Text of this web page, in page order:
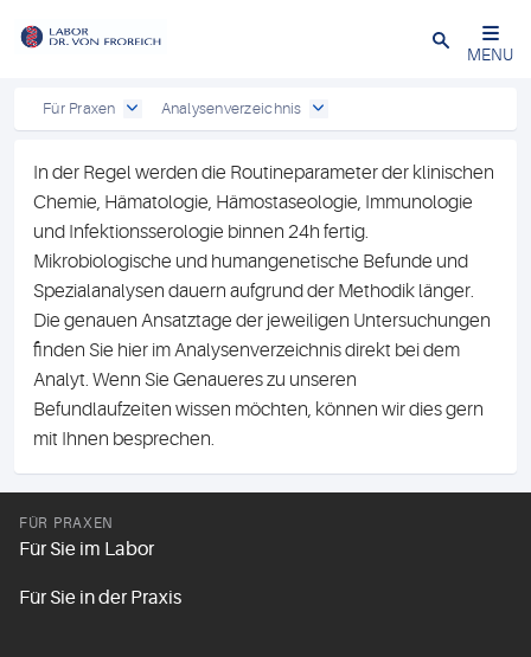
Close
MENU
Für Praxen Analysenverzeichnis
In der Regel werden die Routineparameter der klinischen
Chemie, Hämatologie, Hämostaseologie, Immunologie
und Infektionsserologie binnen 24h fertig.
Mikrobiologische und humangenetische Befunde und
Spezialanalysen dauern aufgrund der Methodik länger.
Die genauen Ansatztage der jeweiligen Untersuchungen
finden Sie hier im Analysenverzeichnis direkt bei dem
Analyt. Wenn Sie Genaueres zu unseren
Befundlaufzeiten wissen möchten, können wir dies gern
mit Ihnen besprechen.
FÜR PRAXEN
Für Sie im Labor
Für Sie in der Praxis